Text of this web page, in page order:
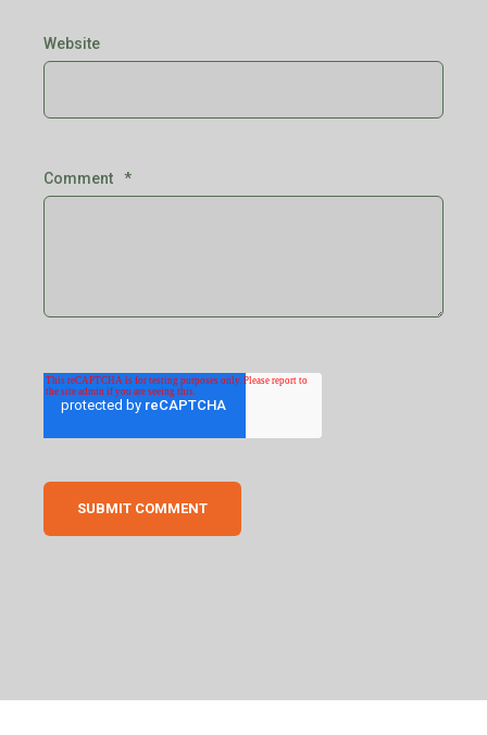
Website
Comment *